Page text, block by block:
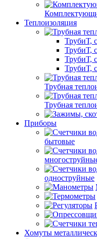
Теплоизоляция
ТрубиТ,
ТрубиТ,
ТрубиТ,
ТрубиТ,
Трубная
Трубная
Приборы
бытовые
одноструйные
Хомуты